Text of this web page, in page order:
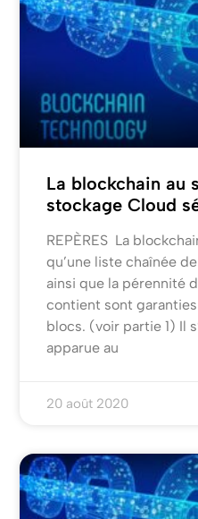
La blockchain au
stockage Cloud
REPÈRES La
qu’une liste chaînée
ainsi que la pérennité
contient sont
blocs. (voir partie 1) Il
apparue au
20 août 2020